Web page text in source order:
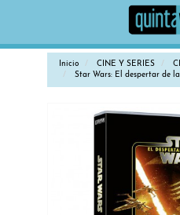
Inicio CINE Y SERIES
Star Wars: El despertar de